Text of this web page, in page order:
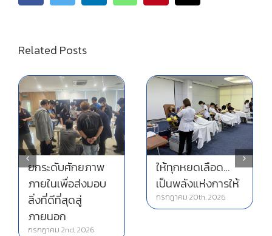
Related Posts
ยกระดับศักยภาพ
ภายในเพื่อส่งมอบ
สิ่งที่ดีที่สุดสู่
ภายนอก
กรกฎาคม 2nd, 2026
ให้ทุกหยดเลือด…
เป็นพลังแห่งการให้
กรกฎาคม 20th, 2026